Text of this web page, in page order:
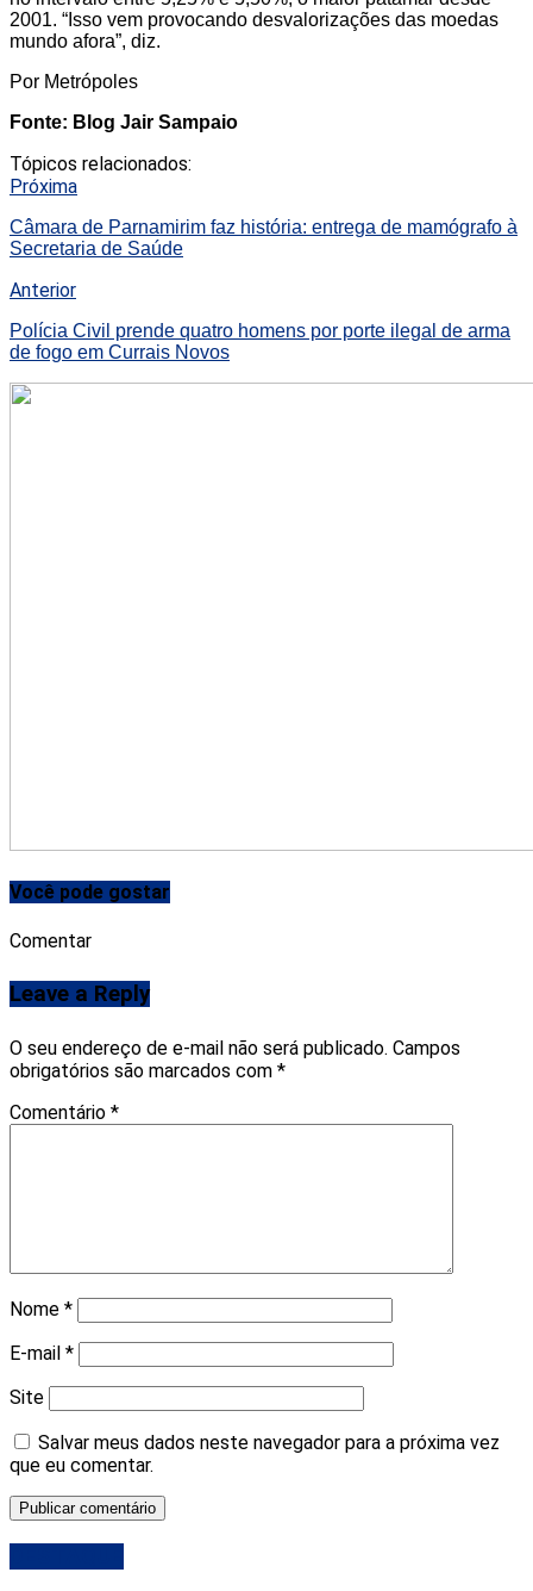
2001. “Isso vem provocando desvalorizações das moedas
mundo afora”, diz.
Por Metrópoles
Fonte: Blog Jair Sampaio
Tópicos relacionados:
Próxima
Câmara de Parnamirim faz história: entrega de mamógrafo à
Secretaria de Saúde
Anterior
Polícia Civil prende quatro homens por porte ilegal de arma
de fogo em Currais Novos
Você pode gostar
Comentar
Leave a Reply
O seu endereço de e-mail não será publicado. Campos
obrigatórios são marcados com *
Comentário *
Nome *
E-mail *
Site
Salvar meus dados neste navegador para a próxima vez
que eu comentar.